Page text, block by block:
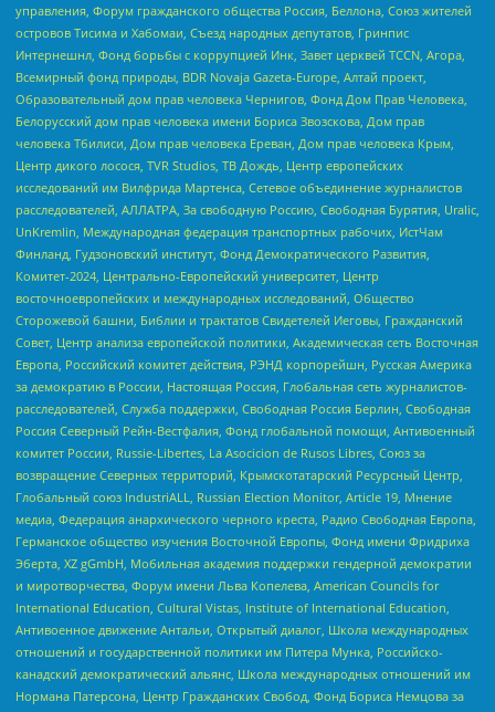
управления, Форум гражданского общества Россия, Беллона, Союз жителей
островов Тисима и Хабомаи, Съезд народных депутатов, Гринпис
Интернешнл, Фонд борьбы с коррупцией Инк, Завет церквей TCCN, Агора,
Всемирный фонд природы, BDR Novaja Gazeta-Europe, Алтай проект,
Образовательный дом прав человека Чернигов, Фонд Дом Прав Человека,
Белорусский дом прав человека имени Бориса Звозскова, Дом прав
человека Тбилиси, Дом прав человека Ереван, Дом прав человека Крым,
Центр дикого лосося, TVR Studios, ТВ Дождь, Центр европейских
исследований им Вилфрида Мартенса, Сетевое объединение журналистов
расследователей, АЛЛАТРА, За свободную Россию, Свободная Бурятия, Uralic,
UnKremlin, Международная федерация транспортных рабочих, ИстЧам
Финланд, Гудзоновский институт, Фонд Демократического Развития,
Комитет-2024, Центрально-Европейский университет, Центр
восточноевропейских и международных исследований, Общество
Сторожевой башни, Библии и трактатов Свидетелей Иеговы, Гражданский
Совет, Центр анализа европейской политики, Академическая сеть Восточная
Европа, Российский комитет действия, РЭНД корпорейшн, Русская Америка
за демократию в России, Настоящая Россия, Глобальная сеть журналистов-
расследователей, Служба поддержки, Свободная Россия Берлин, Свободная
Россия Северный Рейн-Вестфалия, Фонд глобальной помощи, Антивоенный
комитет России, Russie-Libertes, La Asocicion de Rusos Libres, Союз за
возвращение Северных территорий, Крымскотатарский Ресурсный Центр,
Глобальный союз IndustriALL, Russian Election Monitor, Article 19, Мнение
медиа, Федерация анархического черного креста, Радио Свободная Европа,
Германское общество изучения Восточной Европы, Фонд имени Фридриха
Эберта, XZ gGmbH, Мобильная академия поддержки гендерной демократии
и миротворчества, Форум имени Льва Копелева, American Councils for
International Education, Cultural Vistas, Institute of International Education,
Антивоенное движение Антальи, Открытый диалог, Школа международных
отношений и государственной политики им Питера Мунка, Российско-
канадский демократический альянс, Школа международных отношений им
Нормана Патерсона, Центр Гражданских Свобод, Фонд Бориса Немцова за